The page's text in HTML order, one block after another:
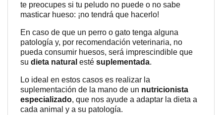
te preocupes si tu peludo no puede o no sabe
masticar hueso: ¡no tendrá que hacerlo!
En caso de que un perro o gato tenga alguna
patología y, por recomendación veterinaria, no
pueda consumir huesos, será imprescindible que
su dieta natural esté suplementada.
Lo ideal en estos casos es realizar la
suplementación de la mano de un nutricionista
especializado, que nos ayude a adaptar la dieta a
cada animal y a su patología.